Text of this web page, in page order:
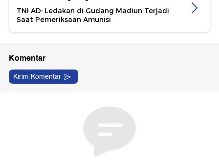
TNI AD: Ledakan di Gudang Madiun Terjadi
Saat Pemeriksaan Amunisi